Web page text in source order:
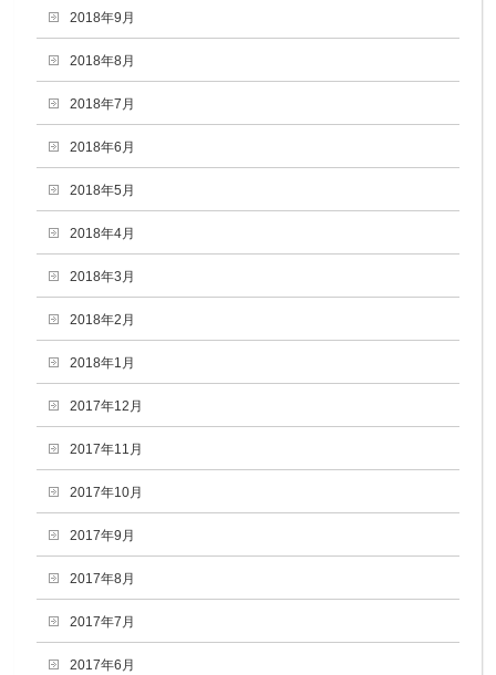
2018年9月
2018年8月
2018年7月
2018年6月
2018年5月
2018年4月
2018年3月
2018年2月
2018年1月
2017年12月
2017年11月
2017年10月
2017年9月
2017年8月
2017年7月
2017年6月